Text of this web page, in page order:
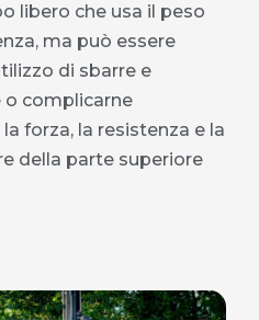
libero che usa il peso
ma può essere
di sbarre e
o complicarne
forza, la resistenza e la
della parte superiore